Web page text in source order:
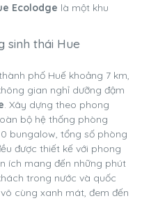
Ecolodge là một khu
sinh thái Hue
phố Huế khoảng 7 km,
gian nghỉ dưỡng đậm
. Xây dựng theo phong
bộ hệ thống phòng
bungalow, tổng số phòng
được thiết kế với phong
ích mang đến những phút
trong nước và quốc
cùng xanh mát, đem đến